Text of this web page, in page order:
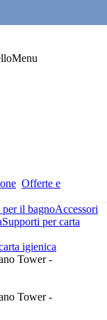
Menu
Offerte e
per il bagnoAccessori
Supporti per carta
igienica